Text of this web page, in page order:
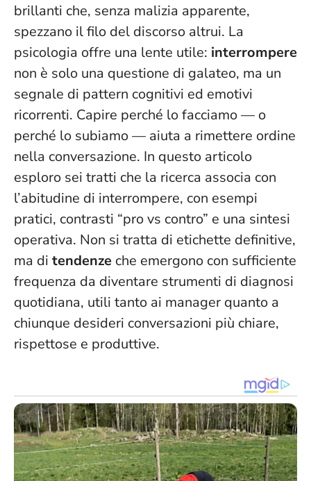
brillanti che, senza malizia apparente,
spezzano il filo del discorso altrui. La
psicologia offre una lente utile: interrompere
non è solo una questione di galateo, ma un
segnale di pattern cognitivi ed emotivi
ricorrenti. Capire perché lo facciamo — o
perché lo subiamo — aiuta a rimettere ordine
nella conversazione. In questo articolo
esploro sei tratti che la ricerca associa con
l’abitudine di interrompere, con esempi
pratici, contrasti “pro vs contro” e una sintesi
operativa. Non si tratta di etichette definitive,
ma di tendenze che emergono con sufficiente
frequenza da diventare strumenti di diagnosi
quotidiana, utili tanto ai manager quanto a
chiunque desideri conversazioni più chiare,
rispettose e produttive.